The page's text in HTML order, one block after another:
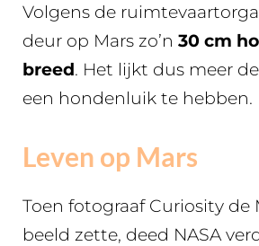
Volgens de
deur op Mars zo’n 30 cm
breed. Het lijkt dus meer
een hondenluik te hebben.
Leven op Mars
Toen fotograaf Curiosity de
beeld zette, deed NASA